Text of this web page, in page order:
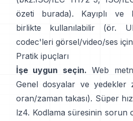
özeti
burada). Kayıplı ve
birlikte kullanılabilir (ör.
codec'leri görsel/video/ses
Pratik ipuçları
İşe uygun seçin. Web
Genel dosyalar ve yedekler
oran/zaman takası). Süper
lz4. Kodlama süresinin sorun